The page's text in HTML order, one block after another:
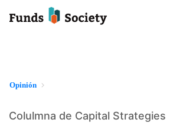
Opinión
Colulmna de Capital Strategies